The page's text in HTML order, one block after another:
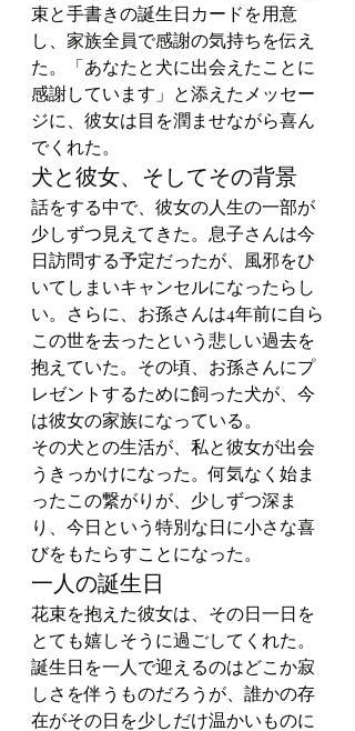
束と手書きの誕生日カードを用意
し、家族全員で感謝の気持ちを伝え
た。「あなたと犬に出会えたことに
感謝しています」と添えたメッセー
ジに、彼女は目を潤ませながら喜ん
でくれた。
犬と彼女、そしてその背景
話をする中で、彼女の人生の一部が
少しずつ見えてきた。息子さんは今
日訪問する予定だったが、風邪をひ
いてしまいキャンセルになったらし
い。さらに、お孫さんは4年前に自ら
この世を去ったという悲しい過去を
抱えていた。その頃、お孫さんにプ
レゼントするために飼った犬が、今
は彼女の家族になっている。
その犬との生活が、私と彼女が出会
うきっかけになった。何気なく始ま
ったこの繋がりが、少しずつ深ま
り、今日という特別な日に小さな喜
びをもたらすことになった。
一人の誕生日
花束を抱えた彼女は、その日一日を
とても嬉しそうに過ごしてくれた。
誕生日を一人で迎えるのはどこか寂
しさを伴うものだろうが、誰かの存
在がその日を少しだけ温かいものに